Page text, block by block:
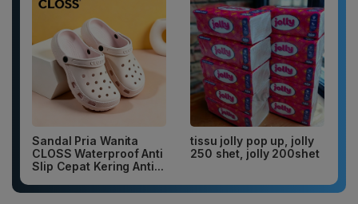
Sandal Pria Wanita
CLOSS Waterproof Anti
Slip Cepat Kering Anti...
tissu jolly pop up, jolly
250 shet, jolly 200shet